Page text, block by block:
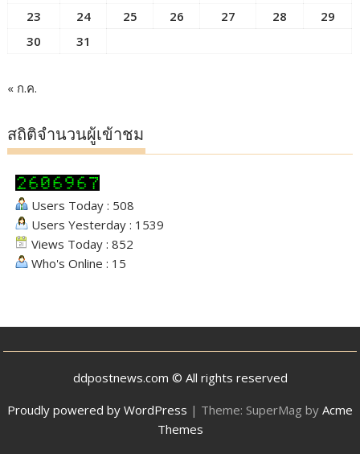
23
24 25 26 27 28
29
30
31
« ก.ค.
สถิติจำนวนผู้เข้าชม
Users Today : 508
Users Yesterday : 1539
Views Today : 852
Who's Online : 15
ddpostnews.com © All rights reserved
Proudly powered by WordPress | Theme: SuperMag by Acme
Themes